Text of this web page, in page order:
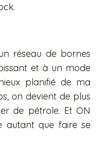
réseau de bornes
et à un mode
planifié de ma
on devient de plus
de pétrole. Et ON
autant que faire se